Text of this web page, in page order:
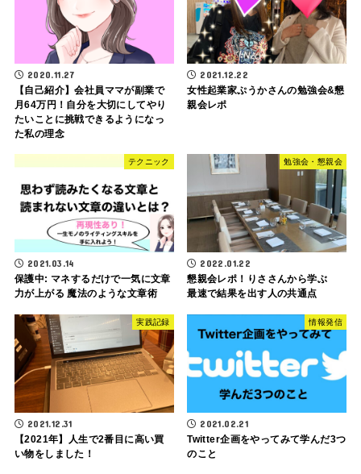
2020.11.27
【自己紹介】会社員ママが副業で
月64万円！自分を大切にしてやり
たいことに挑戦できるようになっ
た私の理念
2021.12.22
女性起業家ぷうかさんの勉強会&懇
親会レポ
テクニック
2021.03.14
保護中: マネするだけで一気に文章
力が上がる 魔法のような文章術
勉強会・懇親会
2022.01.22
懇親会レポ！りささんから学ぶ
最速で結果を出す人の共通点
実践記録
2021.12.31
【2021年】人生で2番目に高い買
い物をしました！
情報発信
2021.02.21
Twitter企画をやってみて学んだ3つ
のこと